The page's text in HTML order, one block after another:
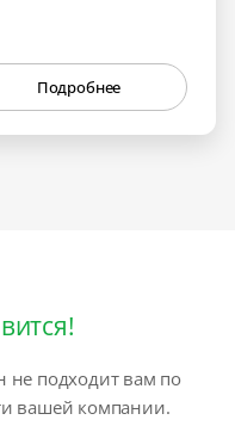
Подробнее
не подходит вам по
вашей компании.